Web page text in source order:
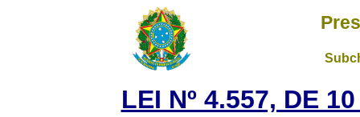
LEI Nº 4.557, DE